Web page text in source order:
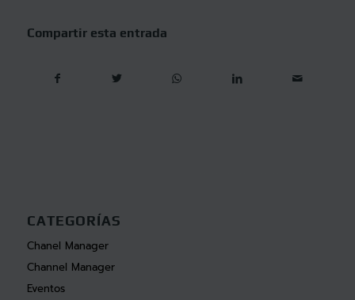
Compartir esta entrada
CATEGORÍAS
Chanel Manager
Channel Manager
Eventos